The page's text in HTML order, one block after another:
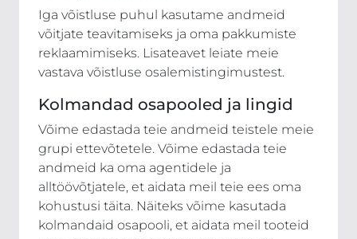
Iga võistluse puhul kasutame andmeid
võitjate teavitamiseks ja oma pakkumiste
reklaamimiseks. Lisateavet leiate meie
vastava võistluse osalemistingimustest.
Kolmandad osapooled ja lingid
Võime edastada teie andmeid teistele meie
grupi ettevõtetele. Võime edastada teie
andmeid ka oma agentidele ja
alltöövõtjatele, et aidata meil teie ees oma
kohustusi täita. Näiteks võime kasutada
kolmandaid osapooli, et aidata meil tooteid